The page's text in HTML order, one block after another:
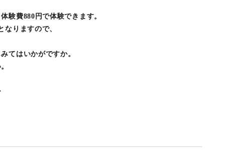
験費880円で体験できます。
なりますので、
てはいかがですか。